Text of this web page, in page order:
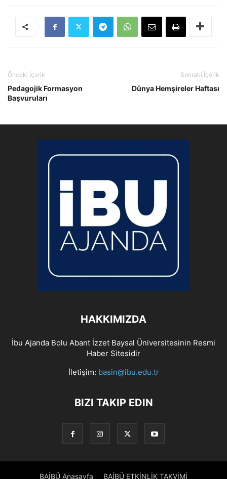
Önceki İçerik
Pedagojik Formasyon
Başvuruları
Sonraki İçerik
Dünya Hemşireler Haftası
HAKKIMIZDA
İbu Ajanda Bolu Abant İzzet Baysal Üniversitesinin Resmi
Haber Sitesidir
İletişim: basin@ibu.edu.tr
BIZI TAKIP EDIN
BAİBÜ Anasayfa BAİBÜ ETKİNLİK TAKVİMİ